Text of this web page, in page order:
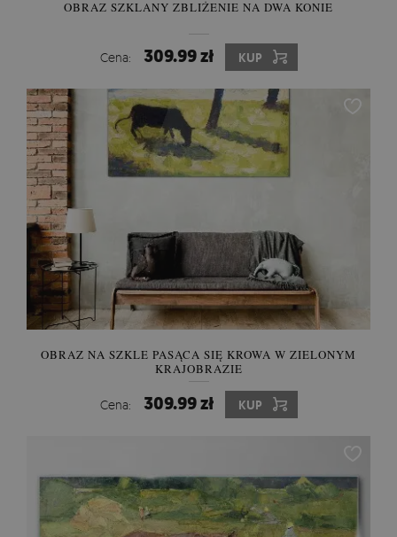
OBRAZ SZKLANY ZBLIŻENIE NA DWA KONIE
Cena: 309.99 zł KUP
OBRAZ NA SZKLE PASĄCA SIĘ KROWA W ZIELONYM
KRAJOBRAZIE
Cena: 309.99 zł KUP